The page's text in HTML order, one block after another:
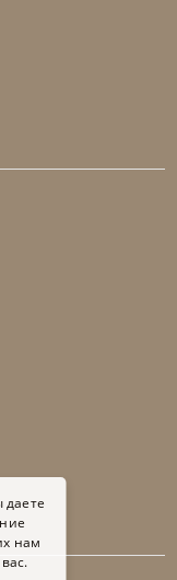
даете
нам